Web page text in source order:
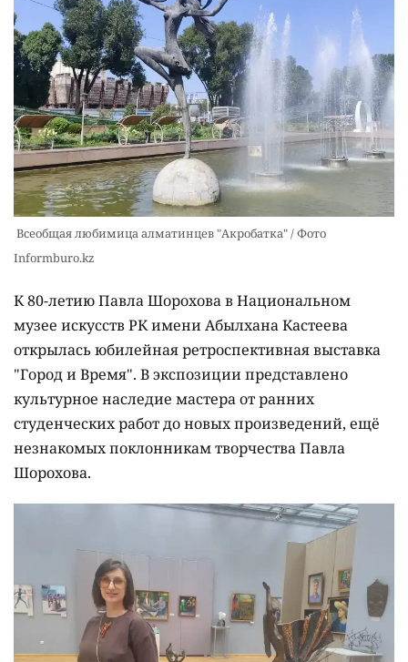
Всеобщая любимица алматинцев "Акробатка" / Фото
Informburo.kz
К 80-летию Павла Шорохова в Национальном
музее искусств РК имени Абылхана Кастеева
открылась юбилейная ретроспективная выставка
"Город и Время". В экспозиции представлено
культурное наследие мастера от ранних
студенческих работ до новых произведений, ещё
незнакомых поклонникам творчества Павла
Шорохова.